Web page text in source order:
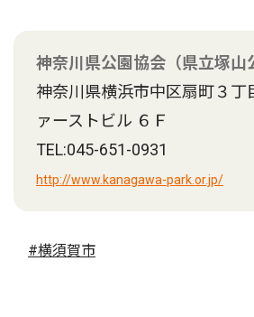
神奈川県公園協会（県立塚山
神奈川県横浜市中区扇町３丁
ァーストビル ６Ｆ
TEL:045-651-0931
http://www.kanagawa-park.or.jp/
#横須賀市